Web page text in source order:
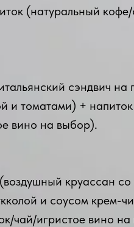
(натуральный
сэндвич на
и томатами) +
вино на выбор).
круассан
и соусом крем-
чай/игристое вино